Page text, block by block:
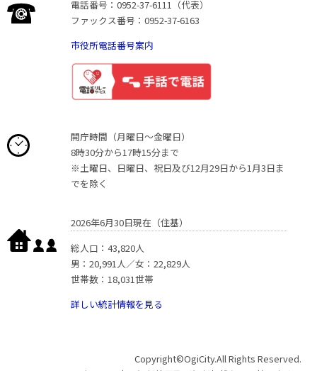
電話番号：0952-37-6111（代表）
ファックス番号：0952-37-6163
市役所電話番号案内
開庁時間（月曜日〜金曜日）
8時30分から17時15分まで
※土曜日、日曜日、祝日及び12月29日から1月3日ま
でを除く
2026年6月30日現在（住基）
総人口：43,820人
男：20,991人／女：22,829人
世帯数：18,031世帯
詳しい統計情報を見る
Copyright©OgiCity.All Rights Reserved.